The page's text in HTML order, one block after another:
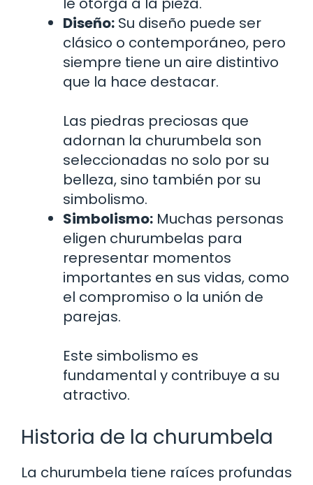
Diseño: Su diseño puede ser
clásico o contemporáneo, pero
siempre tiene un aire distintivo
que la hace destacar.
Las piedras preciosas que
adornan la churumbela son
seleccionadas no solo por su
belleza, sino también por su
simbolismo.
Simbolismo: Muchas personas
eligen churumbelas para
representar momentos
importantes en sus vidas, como
el compromiso o la unión de
parejas.
Este simbolismo es
fundamental y contribuye a su
atractivo.
Historia de la churumbela
La churumbela tiene raíces profundas